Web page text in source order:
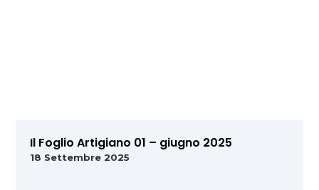
Il Foglio Artigiano 01 – giugno 2025
18 Settembre 2025